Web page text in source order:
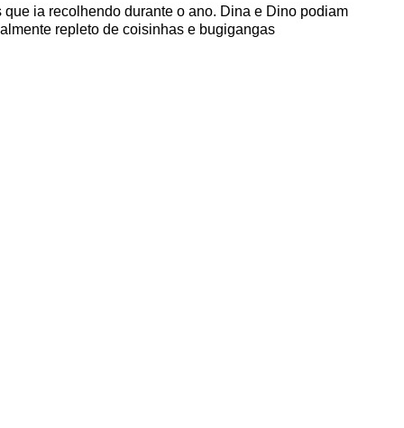
ia recolhendo durante o ano. Dina e Dino podiam
repleto de coisinhas e bugigangas